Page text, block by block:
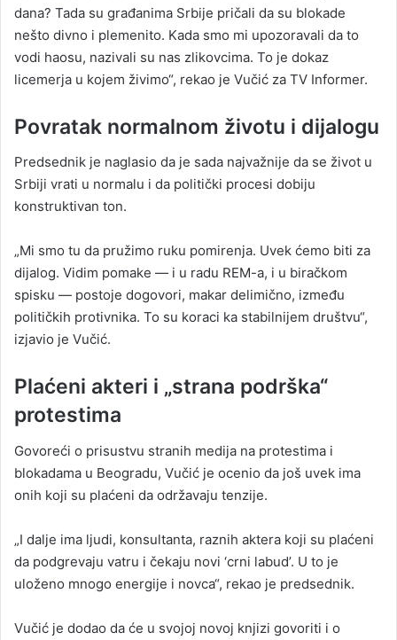
dana? Tada su građanima Srbije pričali da su blokade
nešto divno i plemenito. Kada smo mi upozoravali da to
vodi haosu, nazivali su nas zlikovcima. To je dokaz
licemerja u kojem živimo“, rekao je Vučić za TV Informer.
Povratak normalnom životu i dijalogu
Predsednik je naglasio da je sada najvažnije da se život u
Srbiji vrati u normalu i da politički procesi dobiju
konstruktivan ton.
„Mi smo tu da pružimo ruku pomirenja. Uvek ćemo biti za
dijalog. Vidim pomake — i u radu REM-a, i u biračkom
spisku — postoje dogovori, makar delimično, između
političkih protivnika. To su koraci ka stabilnijem društvu“,
izjavio je Vučić.
Plaćeni akteri i „strana podrška“
protestima
Govoreći o prisustvu stranih medija na protestima i
blokadama u Beogradu, Vučić je ocenio da još uvek ima
onih koji su plaćeni da održavaju tenzije.
„I dalje ima ljudi, konsultanta, raznih aktera koji su plaćeni
da podgrevaju vatru i čekaju novi ‘crni labud’. U to je
uloženo mnogo energije i novca“, rekao je predsednik.
Vučić je dodao da će u svojoj novoj knjizi govoriti i o